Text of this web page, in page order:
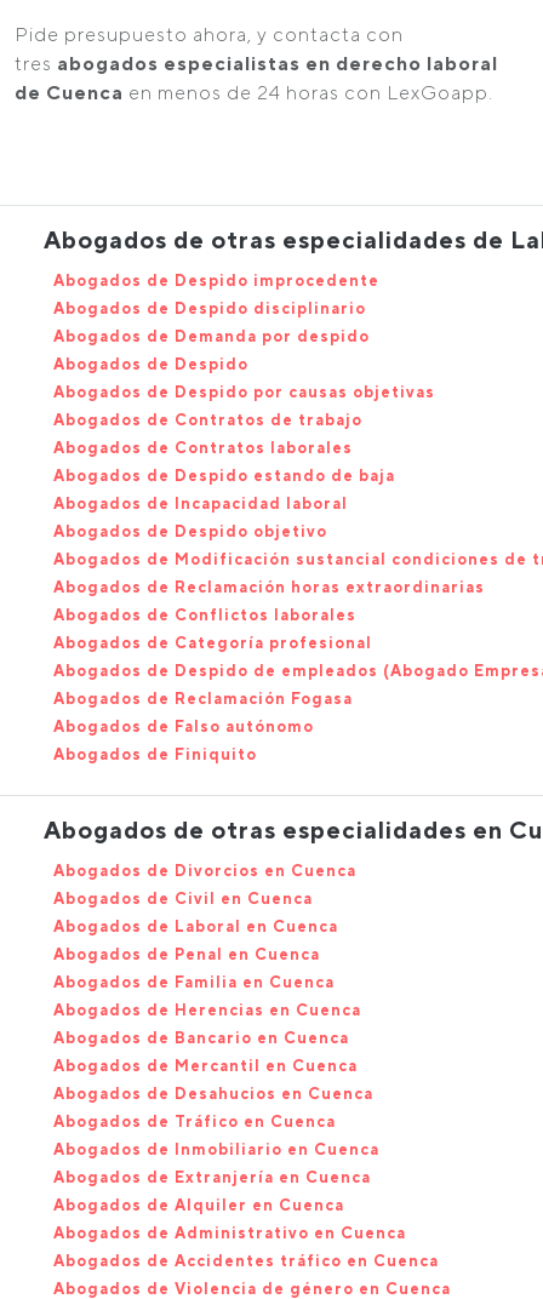
Pide presupuesto ahora, y contacta con
tres abogados especialistas en derecho laboral
de Cuenca en menos de 24 horas con LexGoapp.
Abogados de otras especialidades de
Abogados de Despido improcedente
Abogados de Despido disciplinario
Abogados de Demanda por despido
Abogados de Despido
Abogados de Despido por causas objetivas
Abogados de Contratos de trabajo
Abogados de Contratos laborales
Abogados de Despido estando de baja
Abogados de Incapacidad laboral
Abogados de Despido objetivo
Abogados de Modificación sustancial condiciones de
Abogados de Reclamación horas extraordinarias
Abogados de Conflictos laborales
Abogados de Categoría profesional
Abogados de Despido de empleados (Abogado
Abogados de Reclamación Fogasa
Abogados de Falso autónomo
Abogados de Finiquito
Abogados de otras especialidades en
Abogados de Divorcios en Cuenca
Abogados de Civil en Cuenca
Abogados de Laboral en Cuenca
Abogados de Penal en Cuenca
Abogados de Familia en Cuenca
Abogados de Herencias en Cuenca
Abogados de Bancario en Cuenca
Abogados de Mercantil en Cuenca
Abogados de Desahucios en Cuenca
Abogados de Tráfico en Cuenca
Abogados de Inmobiliario en Cuenca
Abogados de Extranjería en Cuenca
Abogados de Alquiler en Cuenca
Abogados de Administrativo en Cuenca
Abogados de Accidentes tráfico en Cuenca
Abogados de Violencia de género en Cuenca